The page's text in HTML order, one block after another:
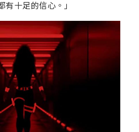
十足的信心。」